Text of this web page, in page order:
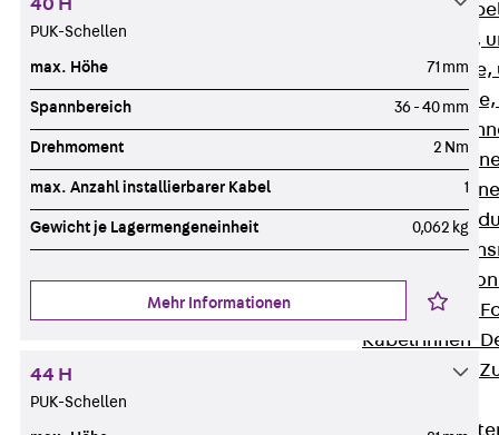
R Kabelrinne,
RS
RG
RGM
RGS
RGL
RI
RIS
Kabelrinnen-
Kabelrinnen-
Kabelrinnen-
Zurück
40 H
PUK-Schellen
max. Höhe 71 mm
Spannbereich 36 - 40 mm
Drehmoment 2 Nm
max. Anzahl installierbarer Kabel 1
Gewicht je Lagermengeneinheit 0,062 kg
Mehr Informationen
44 H
PUK-Schellen